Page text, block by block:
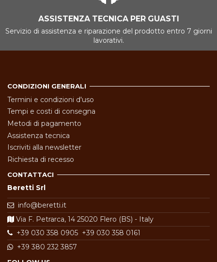
ASSISTENZA TECNICA PER GUASTI
Servizio di assistenza e riparazione del prodotto entro 7 giorni
lavorativi.
CONDIZIONI GENERALI
Termini e condizioni d'uso
Tempi e costi di consegna
Metodi di pagamento
Assistenza tecnica
Iscriviti alla newsletter
Richiesta di recesso
CONTATTACI
Beretti Srl
info@beretti.it
Via F. Petrarca, 14 25020 Flero (BS) - Italy
+39 030 358 0905 +39 030 358 0161
+39 380 232 3857